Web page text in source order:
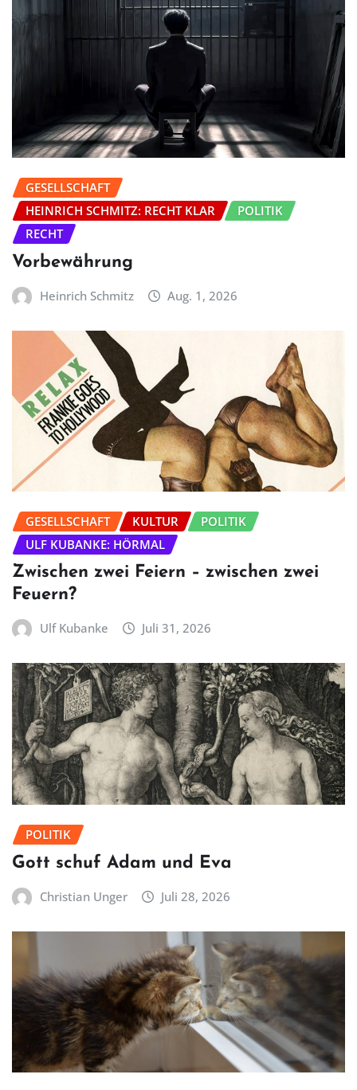
GESELLSCHAFT
HEINRICH SCHMITZ: RECHT KLAR
POLITIK
RECHT
Vorbewährung
Heinrich Schmitz Aug. 1, 2026
GESELLSCHAFT KULTUR
POLITIK
ULF KUBANKE: HÖRMAL
Zwischen zwei Feiern – zwischen zwei
Feuern?
Ulf Kubanke Juli 31, 2026
POLITIK
Gott schuf Adam und Eva
Christian Unger Juli 28, 2026